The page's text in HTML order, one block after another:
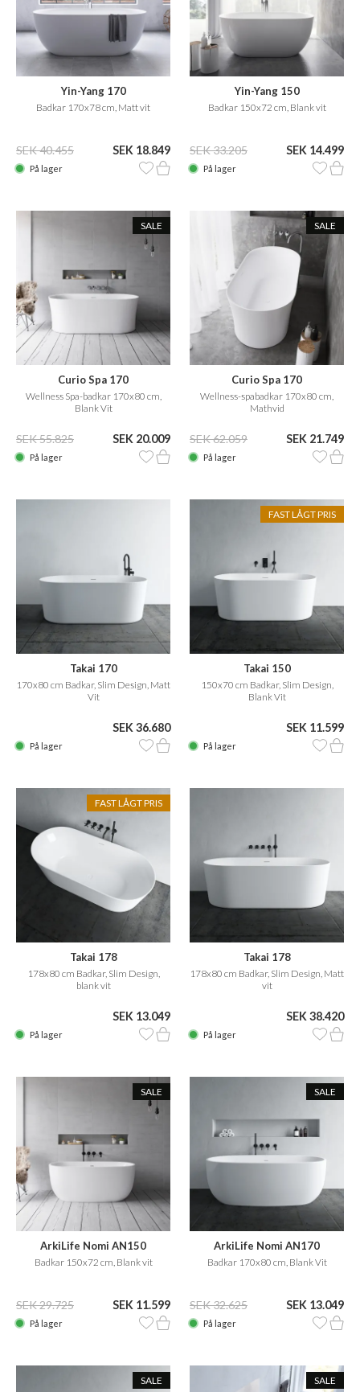
Yin-Yang 170
Badkar 170x78 cm, Matt vit
SEK 40.455 SEK 18.849
På lager
Yin-Yang 150
Badkar 150x72 cm, Blank vit
SEK 33.205 SEK 14.499
På lager
SALE
Curio Spa 170
Wellness Spa-badkar 170x80 cm,
Blank Vit
SEK 55.825 SEK 20.009
På lager
SALE
Curio Spa 170
Wellness-spabadkar 170x80 cm,
Mathvid
SEK 62.059 SEK 21.749
På lager
Takai 170
170x80 cm Badkar, Slim Design, Matt
Vit
SEK 36.680
På lager
FAST LÅGT PRIS
Takai 150
150x70 cm Badkar, Slim Design,
Blank Vit
SEK 11.599
På lager
FAST LÅGT PRIS
Takai 178
178x80 cm Badkar, Slim Design,
blank vit
SEK 13.049
På lager
Takai 178
178x80 cm Badkar, Slim Design, Matt
vit
SEK 38.420
På lager
SALE
ArkiLife Nomi AN150
Badkar 150x72 cm, Blank vit
SEK 29.725 SEK 11.599
På lager
SALE
ArkiLife Nomi AN170
Badkar 170x80 cm, Blank Vit
SEK 32.625 SEK 13.049
På lager
SALE SALE